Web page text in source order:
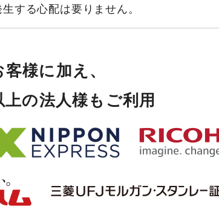
する心配は要りません。
様に加え、
の法人様もご利用